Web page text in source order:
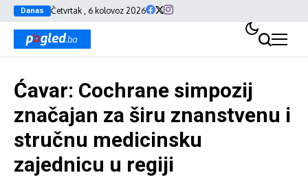
Danas Četvrtak , 6 kolovoz 2026
Ćavar: Cochrane simpozij
značajan za širu znanstvenu i
stručnu medicinsku
zajednicu u regiji